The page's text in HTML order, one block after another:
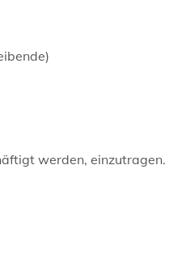
werden, einzutragen.